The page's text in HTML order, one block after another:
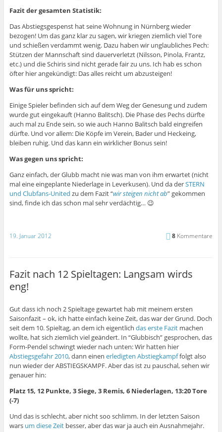
Fazit der gesamten Statistik:
Das Abstiegsgespenst hat seine Wohnung in Nürnberg wieder
bezogen! Um das ganz klar zu sagen, wir kriegen ziemlich viel Tore
und schießen verdammt wenig. Dazu haben wir unglaubliches Pech:
Stützen der Mannschaft sind dauerverletzt (Nilsson, Pinola, Frantz,
etc.) und die Schiris sind nicht gerade fair zu uns. Ich hab es schon
öfter hier angekündigt: Das alles reicht um abzusteigen!
Was für uns spricht:
Einige Spieler befinden sich auf dem Weg der Genesung und zudem
wurde gut eingekauft (Hanno Balitsch). Die Phase des Pechs dürfte
auch mal zu Ende sein, so wie auch Hanno Balitsch bald eingreifen
dürfte. Und vor allem: Die Köpfe im Verein, Bader und Heckeing,
bleiben ruhig. Und das kann ein wirklicher Bonus sein!
Was gegen uns spricht:
Ganz einfach, der Glubb macht nie was man von ihm erwartet (nicht
mal eine eingeplante Niederlage in Leverkusen). Und da derSTERN
und Clubfans-United zu dem Fazit “wir steigen nicht ab” gekommen
sind, finde ich das schon mal sehr verdächtig… 😉
19. Januar 2012 8 Kommentare
Fazit nach 12 Spieltagen: Langsam wirds
eng!
Gut dass ich noch 2 Spieltage gewartet hab mit meinem ersten
Saisonfazit – ok, ich hatte einfach keine Zeit, das war der Grund. Doch
seit dem 10. Spieltag, an dem ich eigentlich das erste Fazitmachen
wollte, hat sich ziemlich viel geändert. In “Glubbisch” gesprochen, das
Form-Pendel schwingt wieder nach unten: Wir hatten hier
Abstiegsgefahr 2010, dann einen erledigten Abstiegkampffolgt also
nun wieder der ABSTIEGSKAMPF. Aber das ist zu pauschal, sehen wir
genauer hin:
Platz 15, 12 Punkte, 3 Siege, 3 Remis, 6 Niederlagen, 13:20 Tore
(-7)
Und das is schlecht, aber nicht soo schlimm. In der letzten Saison
wars um diese Zeitbesser, aber das war ja auch ein Ausnahmejahr.